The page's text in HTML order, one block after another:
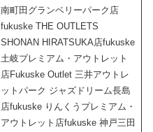
南町田グランベリーパーク店
fukuske THE OUTLETS
SHONAN HIRATSUKA店fukuske
土岐プレミアム・アウトレット
店Fukuske Outlet 三井アウトレ
ットパーク ジャズドリーム長島
店fukuske りんくうプレミアム・
アウトレット店fukuske 神戸三田